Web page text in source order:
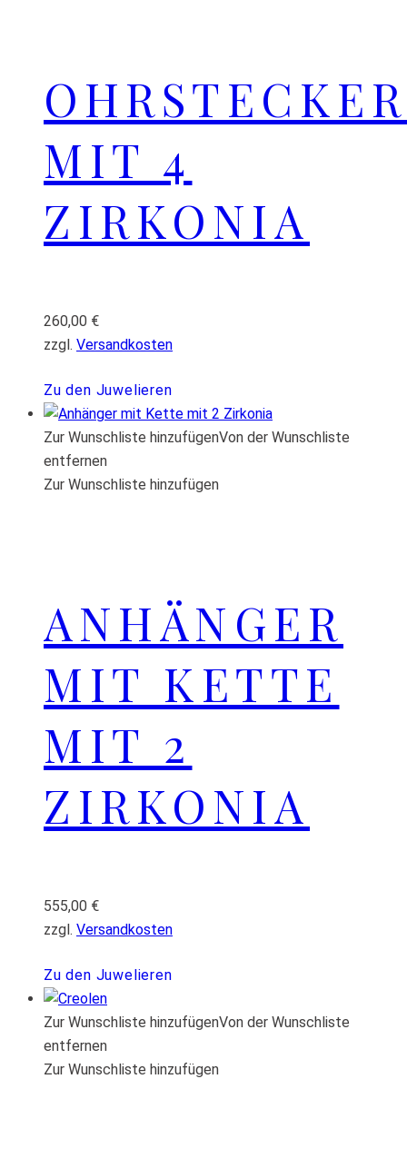
OHRSTECKER
MIT 4
ZIRKONIA
260,00 €
zzgl. Versandkosten
Zu den Juwelieren
Zur Wunschliste hinzufügenVon der Wunschliste
entfernen
Zur Wunschliste hinzufügen
ANHÄNGER
MIT KETTE
MIT 2
ZIRKONIA
555,00 €
zzgl. Versandkosten
Zu den Juwelieren
Zur Wunschliste hinzufügenVon der Wunschliste
entfernen
Zur Wunschliste hinzufügen